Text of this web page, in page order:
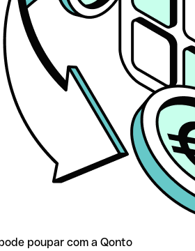
poupar com a Qonto